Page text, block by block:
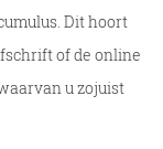
Dit hoort
of de online
u zojuist